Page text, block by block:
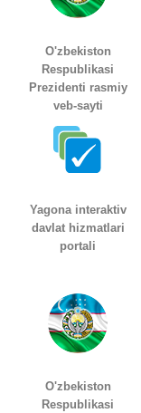
O'zbekiston
Respublikasi
Prezidenti rasmiy
veb-sayti
Yagona interaktiv
davlat hizmatlari
portali
O'zbekiston
Respublikasi